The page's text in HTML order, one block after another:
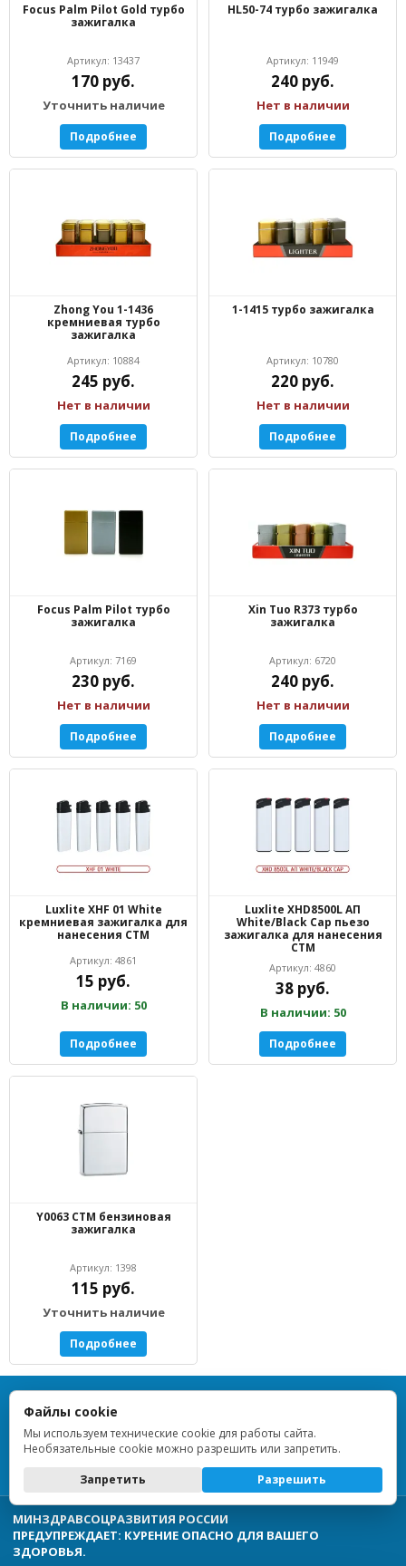
Focus Palm Pilot Gold турбо
зажигалка
Артикул: 13437
170 руб.
Уточнить наличие
Подробнее
HL50-74 турбо зажигалка
Артикул: 11949
240 руб.
Нет в наличии
Подробнее
Zhong You 1-1436
кремниевая турбо
зажигалка
Артикул: 10884
245 руб.
Нет в наличии
Подробнее
1-1415 турбо зажигалка
Артикул: 10780
220 руб.
Нет в наличии
Подробнее
Focus Palm Pilot турбо
зажигалка
Артикул: 7169
230 руб.
Нет в наличии
Подробнее
Xin Tuo R373 турбо
зажигалка
Артикул: 6720
240 руб.
Нет в наличии
Подробнее
Luxlite XHF 01 White
кремниевая зажигалка для
нанесения СТМ
Артикул: 4861
15 руб.
В наличии: 50
Подробнее
Luxlite XHD8500L АП
White/Black Cap пьезо
зажигалка для нанесения
СТМ
Артикул: 4860
38 руб.
В наличии: 50
Подробнее
Y0063 СТМ бензиновая
зажигалка
Артикул: 1398
115 руб.
Уточнить наличие
Подробнее
ИП Дрейблат Людмила Вячеславовна · ИНН 773376648955 ·
ОГРНИП 314774628900854 · Регистрация 16.10.2014 · г. Москва ·
ОКВЭД 47.99
МИНЗДРАВСОЦРАЗВИТИЯ РОССИИ
ПРЕДУПРЕЖДАЕТ: КУРЕНИЕ ОПАСНО ДЛЯ ВАШЕГО
ЗДОРОВЬЯ.
Файлы cookie
Мы используем технические cookie для работы сайта.
Необязательные cookie можно разрешить или запретить.
Запретить
Разрешить